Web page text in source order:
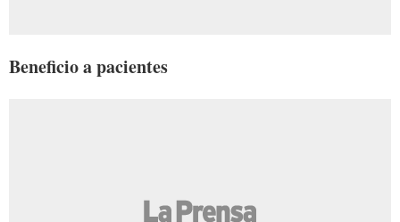
Beneficio a pacientes